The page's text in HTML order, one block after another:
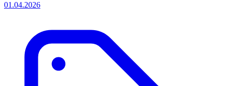
01.04.2026